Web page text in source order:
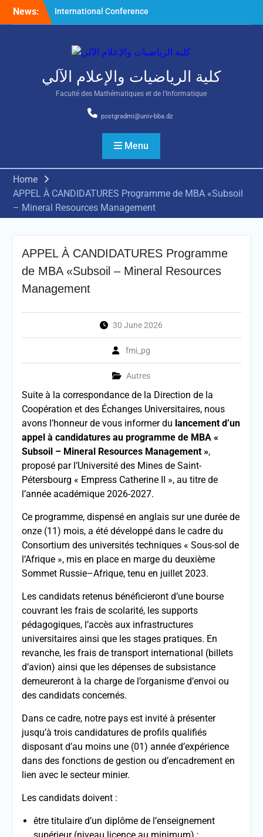
SkipNews:
International Conference
on Nonlinear Mathematical
كلية الرياضيات والإعلام الآلي
Faculté des Mathématiques et de l'Informatique
postgradmi@univ-bba.dz
Menu
Home
APPEL À CANDIDATURES Programme de MBA «Subsoil
– Mineral Resources Management
APPEL À CANDIDATURES Programme
de MBA «Subsoil – Mineral Resources
Management
30 June 2026
fmi_pg
Autres
Suite à la correspondance de la Direction de la
Coopération et des Échanges Universitaires, nous
avons l’honneur de vous informer du lancement d’un
appel à candidatures au programme de MBA «
Subsoil – Mineral Resources Management »,
proposé par l’Université des Mines de Saint-
Pétersbourg « Empress Catherine II », au titre de
l’année académique 2026-2027.
Ce programme, dispensé en anglais sur une durée de
onze (11) mois, a été développé dans le cadre du
Consortium des universités techniques « Sous-sol de
l’Afrique », mis en place en marge du deuxième
Sommet Russie–Afrique, tenu en juillet 2023.
Les candidats retenus bénéficieront d’une bourse
couvrant les frais de scolarité, les supports
pédagogiques, l’accès aux infrastructures
universitaires ainsi que les stages pratiques. En
revanche, les frais de transport international (billets
d’avion) ainsi que les dépenses de subsistance
demeureront à la charge de l’organisme d’envoi ou
des candidats concernés.
Dans ce cadre, notre pays est invité à présenter
jusqu’à trois candidatures de profils qualifiés
disposant d’au moins une (01) année d’expérience
dans des fonctions de gestion ou d’encadrement en
lien avec le secteur minier.
Les candidats doivent :
être titulaire d’un diplôme de l’enseignement